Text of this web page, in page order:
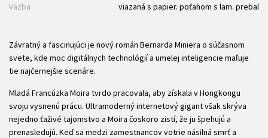
Väzba
viazaná s papier. poťahom s lam. prebal
Závratný a fascinujúci je nový román Bernarda Miniera o súčasnom
svete, kde moc digitálnych technológií a umelej inteligencie maľuje
tie najčernejšie scenáre.
Mladá Francúzka Moira tvrdo pracovala, aby získala v Hongkongu
svoju vysnenú prácu. Ultramoderný internetový gigant však skrýva
nejedno ťaživé tajomstvo a Moira čoskoro zistí, že ju špehujú a
prenasledujú. Keď sa medzi zamestnancov votrie násilná smrť a